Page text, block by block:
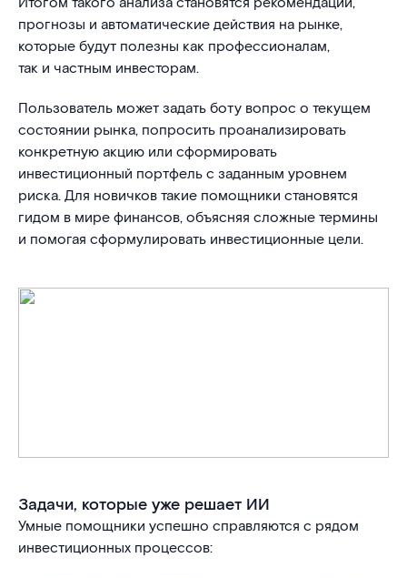
прогнозы и автоматические действия на рынке,
которые будут полезны как профессионалам,
так и частным инвесторам.
Пользователь может задать боту вопрос о текущем
состоянии рынка, попросить проанализировать
конкретную акцию или сформировать
инвестиционный портфель с заданным уровнем
риска. Для новичков такие помощники становятся
гидом в мире финансов, объясняя сложные термины
и помогая сформулировать инвестиционные цели.
Задачи, которые уже решает ИИ
Умные помощники успешно справляются с рядом
инвестиционных процессов: